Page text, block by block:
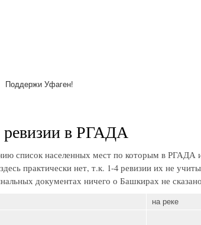
Поддержи Уфаген!
в РГАДА
список населенных мест по которым в РГАДА
практически нет, т.к. 1-4 ревизии их не
документах ничего о Башкирах не
на реке